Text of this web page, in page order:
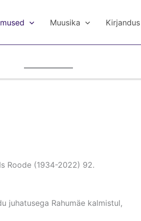
Muusika Kirjandus
Roode (1934-2022) 92.
juhatusega Rahumäe kalmistul,